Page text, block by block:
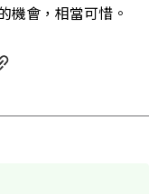
機會，相當可惜。